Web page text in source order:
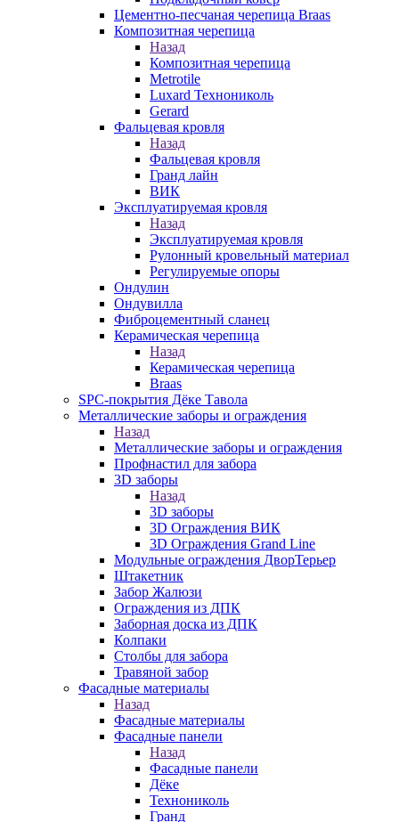
Цементно-песчаная черепица Braas
Композитная черепица
Назад
Композитная черепица
Metrotile
Luxard Технониколь
Gerard
Фальцевая кровля
Назад
Фальцевая кровля
Гранд лайн
ВИК
Эксплуатируемая кровля
Назад
Эксплуатируемая кровля
Рулонный кровельный материал
Регулируемые опоры
Ондулин
Ондувилла
Фиброцементный сланец
Керамическая черепица
Назад
Керамическая черепица
Braas
SPC-покрытия Дёке Тавола
Металлические заборы и ограждения
Назад
Металлические заборы и ограждения
Профнастил для забора
3D заборы
Назад
3D заборы
3D Ограждения ВИК
3D Ограждения Grand Line
Модульные ограждения ДворТерьер
Штакетник
Забор Жалюзи
Ограждения из ДПК
Заборная доска из ДПК
Колпаки
Столбы для забора
Травяной забор
Фасадные материалы
Назад
Фасадные материалы
Фасадные панели
Назад
Фасадные панели
Дёке
Технониколь
Гранд